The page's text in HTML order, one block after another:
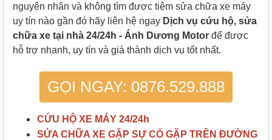
nguyên nhân và không tìm được tiệm sửa chữa xe máy
uy tín nào gần đó hãy liên hệ ngay Dịch vụ cứu hộ, sửa
chữa xe tại nhà 24/24h - Ánh Dương Motor để được
hỗ trợ nhanh, uy tín và giá thành dịch vụ tốt nhất.
GỌI NGAY: 0876.529.888
CỨU HỘ XE MÁY 24/24h
SỬA CHỮA XE GẶP SỰ CỐ GẶP TRÊN ĐƯỜNG